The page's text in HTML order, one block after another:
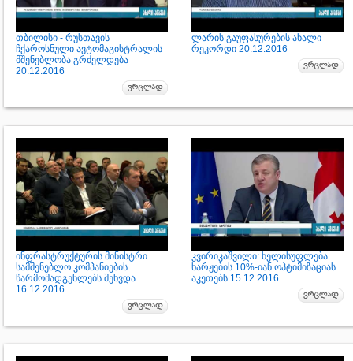
თბილისი - რუსთავის
ჩქაროსნული ავტომაგისტრალის
მშენებლობა გრძელდება
20.12.2016
ლარის გაუფასურების ახალი
რეკორდი 20.12.2016
ინფრასტრუქტურის მინისტრი
სამშენებლო კომპანიების
წარმომადგენლებს შეხვდა
16.12.2016
კვირიკაშვილი: ხელისუფლება
ხარჟების 10%-იან ოპტიმიზაციას
აკეთებს 15.12.2016